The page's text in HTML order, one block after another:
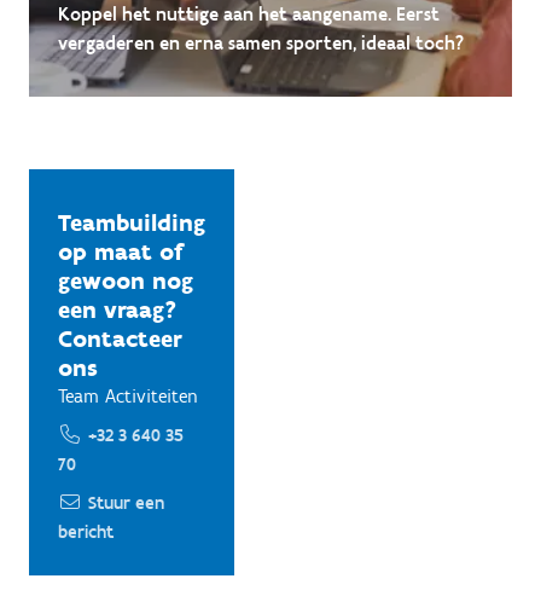
Koppel het nuttige aan het aangename. Eerst
vergaderen en erna samen sporten, ideaal toch?
Teambuilding
op maat of
gewoon nog
een vraag?
Contacteer
ons
Team Activiteiten
+32 3 640 35
70
Stuur een
bericht